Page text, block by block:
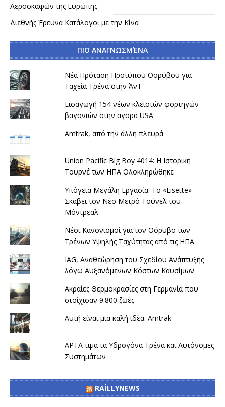
Αεροσκαφών της Ευρώπης
Διεθνής Έρευνα Κατάλογοι με την Κίνα
ΠΙΟ ΑΝΑΓΝΩΣΜΈΝΑ
Νέα Πρόταση Προτύπου Θορύβου για
Ταχεία Τρένα στην ΆνΤ
Εισαγωγή 154 νέων κλειστών φορτηγών
βαγονιών στην αγορά USA
Amtrak, από την άλλη πλευρά
Union Pacific Big Boy 4014: Η Ιστορική
Τουρνέ των ΗΠΑ Ολοκληρώθηκε
Υπόγεια Μεγάλη Εργασία: Το «Lisette»
Σκάβει τον Νέο Μετρό Τούνελ του
Μόντρεαλ
Νέοι Κανονισμοί για τον Θόρυβο των
Τρένων Υψηλής Ταχύτητας από τις ΗΠΑ
IAG, Αναθεώρηση του Σχεδίου Ανάπτυξης
λόγω Αυξανόμενων Κόστων Καυσίμων
Ακραίες Θερμοκρασίες στη Γερμανία που
στοίχισαν 9.800 ζωές
Αυτή είναι μια καλή ιδέα. Amtrak
APTA τιμά τα Υδρογόνα Τρένα και Αυτόνομες
Συστημάτων
RAILLYNEWS